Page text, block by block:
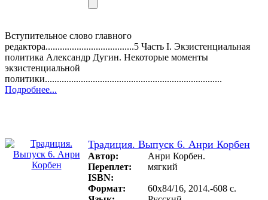
Вступительное слово главного
редактора.....................................5 Часть I. Экзистенциальная
политика Александр Дугин. Некоторые моменты
экзистенциальной
политики..........................................................................
Подробнее...
Традиция. Выпуск 6. Анри Корбен
Автор:
Анри Корбен.
Переплет:
мягкий
ISBN:
Формат:
60х84/16, 2014.-608 с.